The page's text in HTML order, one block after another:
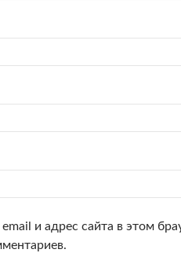
и адрес сайта в этом